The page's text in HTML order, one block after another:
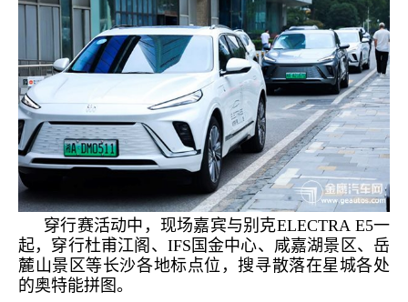
穿行赛活动中，现场嘉宾与别克ELECTRA E5一
起，穿行杜甫江阁、 IFS国金中心、咸嘉湖景区、岳
麓山景区等长沙各地标点位，搜寻散落在星城各处
的奥特能拼图。